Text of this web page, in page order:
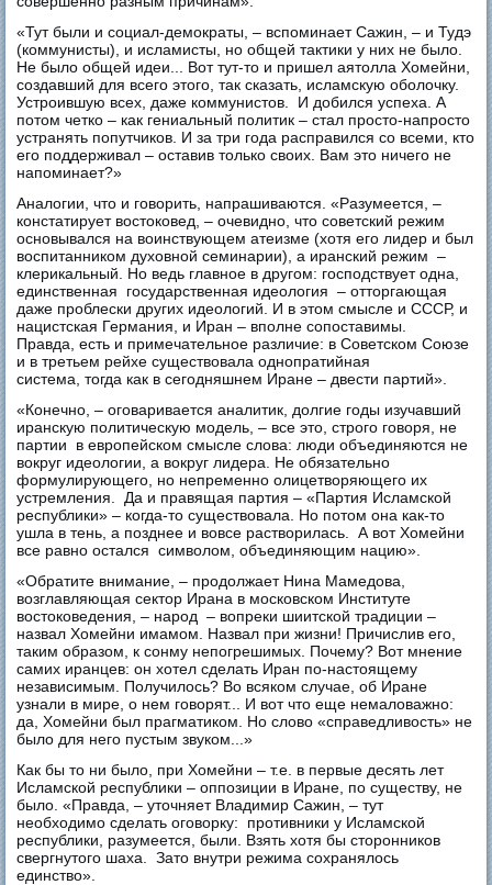
«Тут были и социал-демократы, – вспоминает Сажин, – и Тудэ
(коммунисты), и исламисты, но общей тактики у них не было.
Не было общей идеи... Вот тут-то и пришел аятолла Хомейни,
создавший для всего этого, так сказать, исламскую оболочку.
Устроившую всех, даже коммунистов. И добился успеха. А
потом четко – как гениальный политик – стал просто-напросто
устранять попутчиков. И за три года расправился со всеми, кто
его поддерживал – оставив только своих. Вам это ничего не
напоминает?»
Аналогии, что и говорить, напрашиваются. «Разумеется, –
констатирует востоковед, – очевидно, что советский режим
основывался на воинствующем атеизме (хотя его лидер и был
воспитанником духовной семинарии), а иранский режим –
клерикальный. Но ведь главное в другом: господствует одна,
единственная государственная идеология – отторгающая
даже проблески других идеологий. И в этом смысле и СССР, и
нацистская Германия, и Иран – вполне сопоставимы.
Правда, есть и примечательное различие: в Советском Союзе
и в третьем рейхе существовала однопратийная
система, тогда как в сегодняшнем Иране – двести партий».
«Конечно, – оговаривается аналитик, долгие годы изучавший
иранскую политическую модель, – все это, строго говоря, не
партии в европейском смысле слова: люди объединяются не
вокруг идеологии, а вокруг лидера. Не обязательно
формулирующего, но непременно олицетворяющего их
устремления. Да и правящая партия – «Партия Исламской
республики» – когда-то существовала. Но потом она как-то
ушла в тень, а позднее и вовсе растворилась. А вот Хомейни
все равно остался символом, объединяющим нацию».
«Обратите внимание, – продолжает Нина Мамедова,
возглавляющая сектор Ирана в московском Институте
востоковедения, – народ – вопреки шиитской традиции –
назвал Хомейни имамом. Назвал при жизни! Причислив его,
таким образом, к сонму непогрешимых. Почему? Вот мнение
самих иранцев: он хотел сделать Иран по-настоящему
независимым. Получилось? Во всяком случае, об Иране
узнали в мире, о нем говорят... И вот что еще немаловажно:
да, Хомейни был прагматиком. Но слово «справедливость» не
было для него пустым звуком...»
Как бы то ни было, при Хомейни – т.е. в первые десять лет
Исламской республики – оппозиции в Иране, по существу, не
было. «Правда, – уточняет Владимир Сажин, – тут
необходимо сделать оговорку: противники у Исламской
республики, разумеется, были. Взять хотя бы сторонников
свергнутого шаха. Зато внутри режима сохранялось
единство».